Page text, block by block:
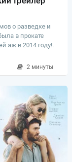
о разведке и
в прокате
аж в 2014 году!.
2 минуты